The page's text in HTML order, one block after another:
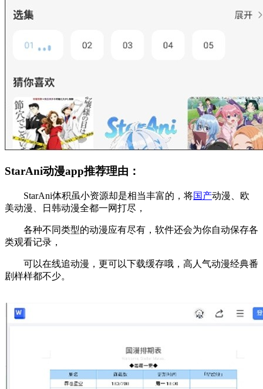
StarAni动漫app推荐理由：
StarAni体积虽小资源却是相当丰富的，将国产动漫、欧
美动漫、日韩动漫全都一网打尽，
各种不同类型的动漫应有尽有，软件还会为你自动保存各
类观看记录，
可以在线追动漫，更可以下载缓存哦，高人气动漫经典番
剧样样都不少。